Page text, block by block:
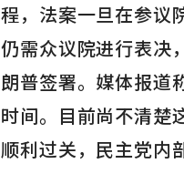
，法案一旦在参议
需众议院进行表决
普签署。媒体报道
间。目前尚不清楚
利过关，民主党内